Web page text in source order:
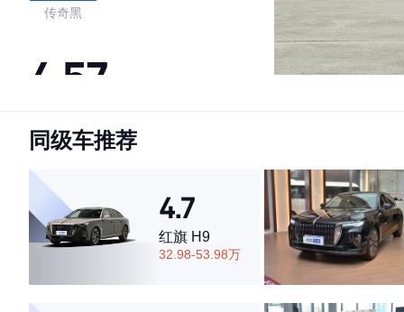
传奇黑
4.57
·外观表现一般，低于70%同级车
·空间表现一般，低于54%同级车
同级车推荐
4.7
红旗 H9
32.98-53.98万